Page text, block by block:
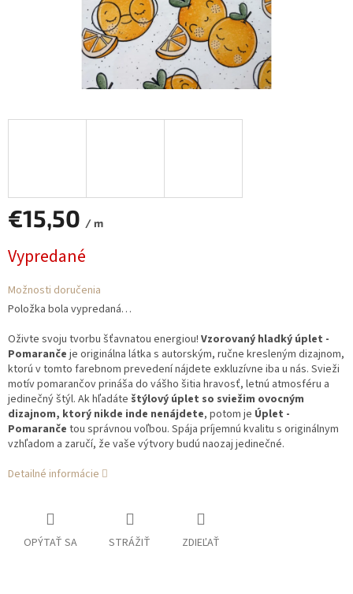
€15,50 / m
cena:
Vypredané
Možnosti doručenia
Položka bola vypredaná…
Oživte svoju tvorbu šťavnatou energiou! Vzorovaný hladký úplet -
Pomaranče je originálna látka s autorským, ručne kresleným dizajnom,
ktorú v tomto farebnom prevedení nájdete exkluzívne iba u nás. Svieži
motív pomarančov prináša do vášho šitia hravosť, letnú atmosféru a
jedinečný štýl. Ak hľadáte štýlový úplet so sviežim ovocným
dizajnom, ktorý nikde inde nenájdete, potom je Úplet -
Pomaranče tou správnou voľbou. Spája príjemnú kvalitu s originálnym
vzhľadom a zaručí, že vaše výtvory budú naozaj jedinečné.
Detailné informácie
OPÝTAŤ SA STRÁŽIŤ ZDIEĽAŤ